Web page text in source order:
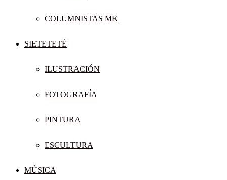
COLUMNISTAS MK
SIETETETÉ
ILUSTRACIÓN
FOTOGRAFÍA
PINTURA
ESCULTURA
MÚSICA